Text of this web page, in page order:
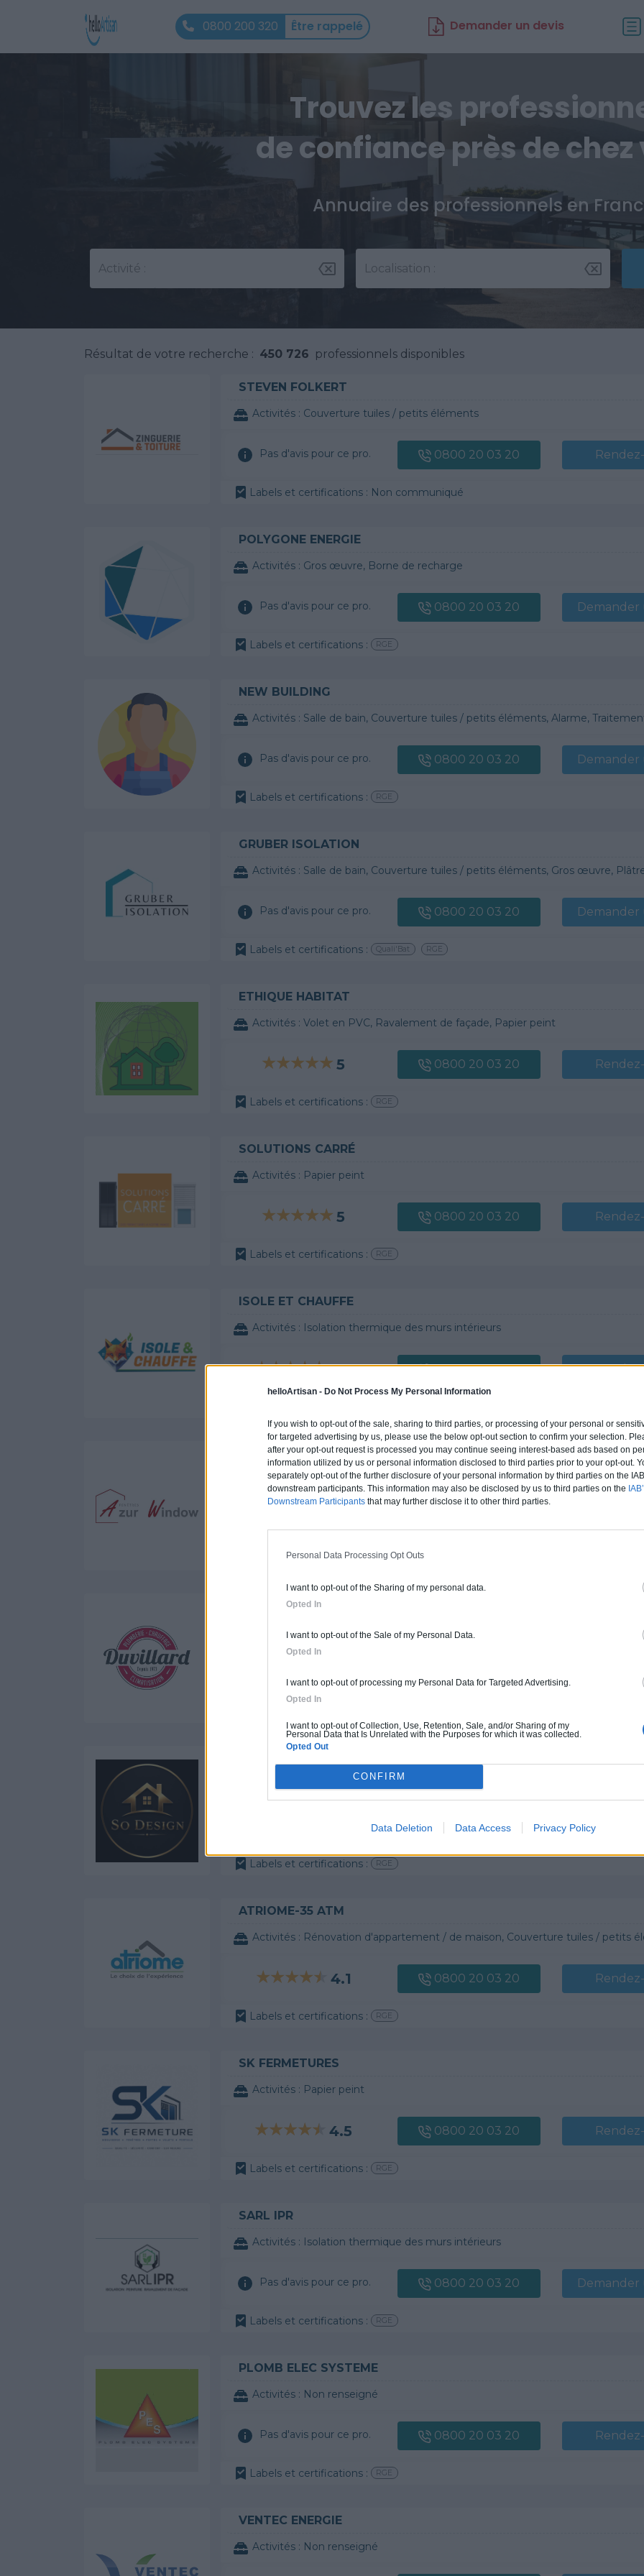
helloArtisan - Do Not Process My Personal Information
If you wish to opt-out of the sale, sharing to third parties, or processing of your personal or
for targeted advertising by us, please use the below opt-out section to confirm your selection.
after your opt-out request is processed you may continue seeing interest-based ads based on
information utilized by us or personal information disclosed to third parties prior to your opt-out.
separately opt-out of the further disclosure of your personal information by third parties on the
downstream participants. This information may also be disclosed by us to third parties on the
Downstream Participants that may further disclose it to other third parties.
Personal Data Processing Opt Outs
I want to opt-out of the Sharing of my personal data.
Opted In
I want to opt-out of the Sale of my Personal Data.
Opted In
I want to opt-out of processing my Personal Data for Targeted Advertising.
Opted In
I want to opt-out of Collection, Use, Retention, Sale, and/or Sharing of my
Personal Data that Is Unrelated with the Purposes for which it was collected.
Opted Out
CONFIRM
Data Deletion Data Access Privacy Policy
0800 200 320 Être rappelé Demander un devis
Trouvez les
de confiance près de chez
Annuaire des professionnels en
Activité : Localisation :
Résultat de votre recherche : 450 726 professionnels disponibles
STEVEN FOLKERT
Activités : Couverture tuiles / petits éléments
Pas d'avis pour ce pro. 0800 20 03 20
Labels et certifications : Non communiqué
POLYGONE ENERGIE
Activités : Gros œuvre, Borne de recharge
Pas d'avis pour ce pro. 0800 20 03 20 Demander
Labels et certifications : RGE
NEW BUILDING
Activités : Salle de bain, Couverture tuiles / petits éléments, Alarme,
Pas d'avis pour ce pro. 0800 20 03 20 Demander
Labels et certifications : RGE
GRUBER ISOLATION
Activités : Salle de bain, Couverture tuiles / petits éléments, Gros œuvre,
Pas d'avis pour ce pro. 0800 20 03 20 Demander
Labels et certifications : Quali'Bat RGE
ETHIQUE HABITAT
Activités : Volet en PVC, Ravalement de façade, Papier peint
5 0800 20 03 20
Labels et certifications : RGE
SOLUTIONS CARRÉ
Activités : Papier peint
5 0800 20 03 20
Labels et certifications : RGE
ISOLE ET CHAUFFE
Activités : Isolation thermique des murs intérieurs
4.9 0800 20 03 20
AZUR WINDOW
Activités :Volet en PVC, Ravalement de façade, Papier peint, Chauffe-eau /
Labels et certifications : RGE
DUVILLARD
Activités :Non renseigné
Activités : Volet en PVC, Ravalement de façade, Papier peint, Chauffe-eau /
0800 20 03 20 Rendez-
Labels et certifications : RGE
ATRIOME-35 ATM
Activités : Rénovation d'appartement / de maison, Couverture tuiles / petits
4.1 0800 20 03 20
Labels et certifications : RGE
SK FERMETURES
Activités : Papier peint
4.5 0800 20 03 20
Labels et certifications : RGE
SARL IPR
Activités : Isolation thermique des murs intérieurs
Pas d'avis pour ce pro. 0800 20 03 20 Demander
Labels et certifications : RGE
PLOMB ELEC SYSTEME
Activités : Non renseigné
Pas d'avis pour ce pro. 0800 20 03 20
Labels et certifications : RGE
VENTEC ENERGIE
Activités : Non renseigné